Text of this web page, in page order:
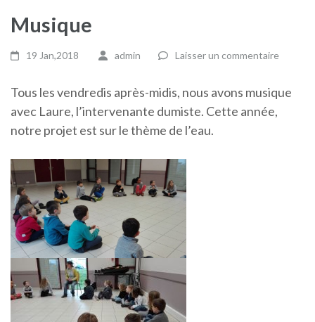
Musique
19 Jan,2018 admin Laisser un commentaire
Tous les vendredis après-midis, nous avons musique
avec Laure, l’intervenante dumiste. Cette année,
notre projet est sur le thème de l’eau.